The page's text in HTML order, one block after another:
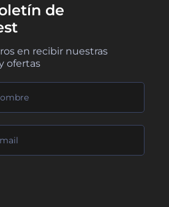
de
en recibir nuestras
ofertas